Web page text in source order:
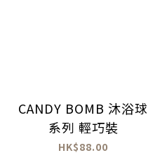
CANDY BOMB 沐浴球
系列 輕巧裝
HK$88.00